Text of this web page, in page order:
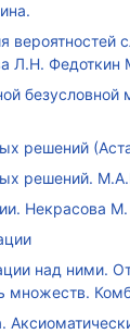
вероятностей
Л.Н. Федоткин
безусловной
решений
решений.
Некрасова М.
над ними.
множеств.